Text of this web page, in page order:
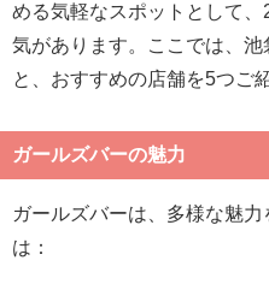
める気軽なスポットとして
気があります。ここでは、
と、おすすめの店舗を5つご
ガールズバーの魅力
ガールズバーは、多様な魅
は：